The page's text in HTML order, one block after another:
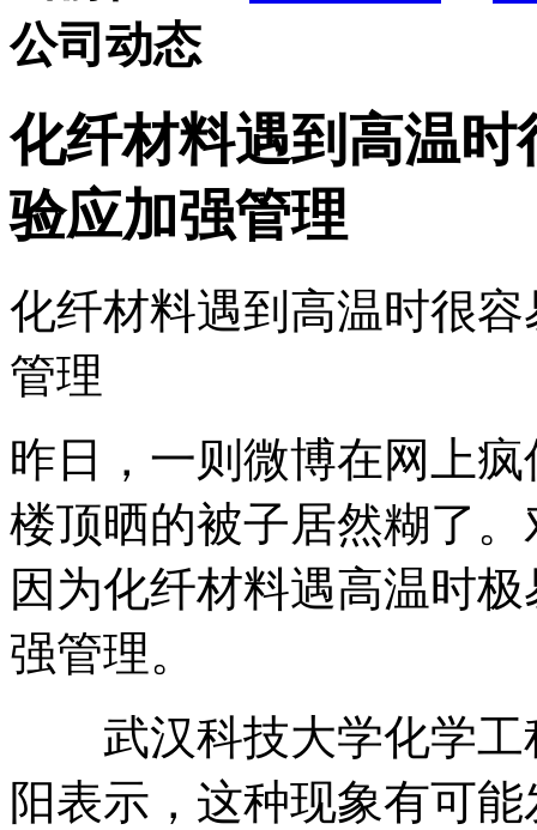
公司动态
化纤材料遇到高温
验应加强管理
化纤材料遇到高温时很
管理
昨日，一则微博在网上
楼顶晒的被子居然糊了
因为化纤材料遇高温时
强管理。
武汉科技大学化学工
阳表示，这种现象有可